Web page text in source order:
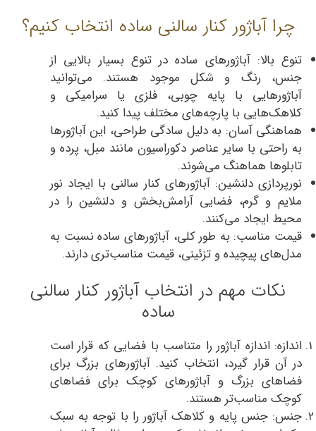
چرا آباژور کنار سالنی ساده انتخاب کنیم؟
تنوع بالا: آباژورهای ساده در تنوع بسیار بالایی از
جنس، رنگ و شکل موجود هستند. می‌توانید
آباژورهایی با پایه چوبی، فلزی یا سرامیکی و
کلاهک‌هایی با پارچه‌های مختلف پیدا کنید.
هماهنگی آسان: به دلیل سادگی طراحی، این آباژورها
به راحتی با سایر عناصر دکوراسیون مانند مبل، پرده و
تابلوها هماهنگ می‌شوند.
نورپردازی دلنشین: آباژورهای کنار سالنی با ایجاد نور
ملایم و گرم، فضایی آرامش‌بخش و دلنشین را در
محیط ایجاد می‌کنند.
قیمت مناسب: به طور کلی، آباژورهای ساده نسبت به
مدل‌های پیچیده و تزئینی، قیمت مناسب‌تری دارند.
نکات مهم در انتخاب آباژور کنار سالنی
ساده
اندازه: اندازه آباژور را متناسب با فضایی که قرار است
در آن قرار گیرد، انتخاب کنید. آباژورهای بزرگ برای
فضاهای بزرگ و آباژورهای کوچک برای فضاهای
کوچک مناسب‌تر هستند.
جنس: جنس پایه و کلاهک آباژور را با توجه به سبک